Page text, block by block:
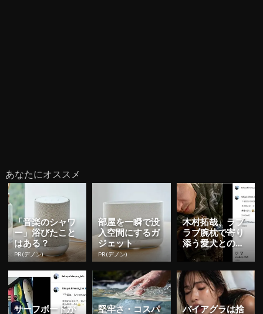
あなたにオススメ
「音楽のシャワ
ー」浴びたこと
はある？
PR(デノン)
部屋を一瞬で没
入空間にするガ
ジェット
PR(デノン)
木村拓哉、ラブ
ラブ腕枕で寄り
添う愛犬との３
ショット公開！
サーフボードが
堅牢さ・コスパ
バイアグラは捨